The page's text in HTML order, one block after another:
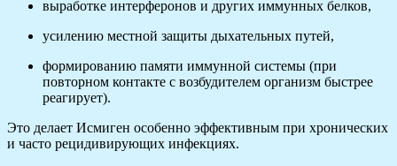
выработке интерферонов и других иммунных белков,
усилению местной защиты дыхательных путей,
формированию памяти иммунной системы (при
повторном контакте с возбудителем организм быстрее
реагирует).
Это делает Исмиген особенно эффективным при хронических
и часто рецидивирующих инфекциях.